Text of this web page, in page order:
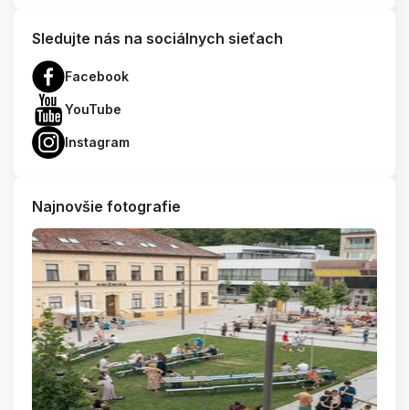
Sledujte nás na sociálnych sieťach
Facebook
YouTube
Instagram
Najnovšie fotografie